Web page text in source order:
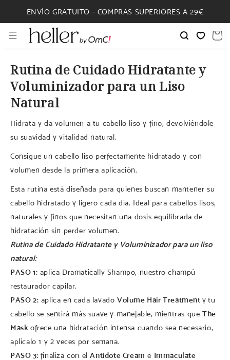
DIRECTAMENTE
ENVÍO GRATUITO - COMPRAS SUPERIORES A 29€
Carrito
Rutina de Cuidado Hidratante y
Voluminizador para un Liso
Natural
Hidrata y da volumen a tu cabello liso y fino, devolviéndole
su suavidad y vitalidad natural.
Consigue un cabello liso perfectamente hidratado y con
volumen desde la primera aplicación.
Esta rutina está diseñada para quienes buscan mantener su
cabello hidratado y ligero cada día. Ideal para cabellos lisos,
naturales y finos que necesitan una dosis equilibrada de
hidratación sin perder volumen.
Rutina de Cuidado Hidratante y Voluminizador para un liso
natural:
PASO 1: aplica Dramatically Shampo, nuestro champú
restaurador capilar.
PASO 2: aplica en cada lavadoVolume Hair Treatmenty tu
cabello se sentirá más suave y manejable, mientras queThe
Mask ofrece una hidratación intensa cuando sea necesario,
aplícalo 1 y 2 veces por semana.
PASO 3: finaliza con elAntidote Cream e Immaculate